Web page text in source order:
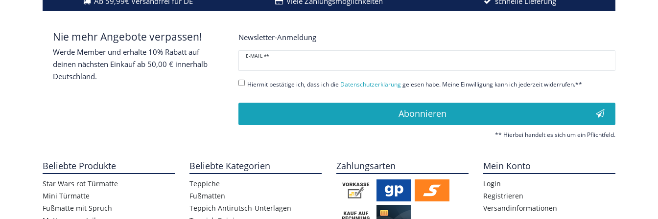
Nie mehr Angebote verpassen!
Werde Member und erhalte 10% Rabatt auf
deinen nächsten Einkauf ab 50,00 € innerhalb
Deutschland.
Newsletter-Anmeldung
E-MAIL **
Newsletter
Honig
Hiermit bestätige ich, dass ich die Daten­schutz­erklärunggelesen habe. Meine Einwilligung kann ich jederzeit widerrufen.**
Abonnieren
** Hierbei handelt es sich um ein Pflichtfeld.
Beliebte Produkte
Star Wars rot Türmatte
Mini Türmatte
Fußmatte mit Spruch
Beliebte Kategorien
Teppiche
Fußmatten
Teppich Antirutsch-Unterlagen
Zahlungsarten Mein Konto
Login
Registrieren
Versandinformationen